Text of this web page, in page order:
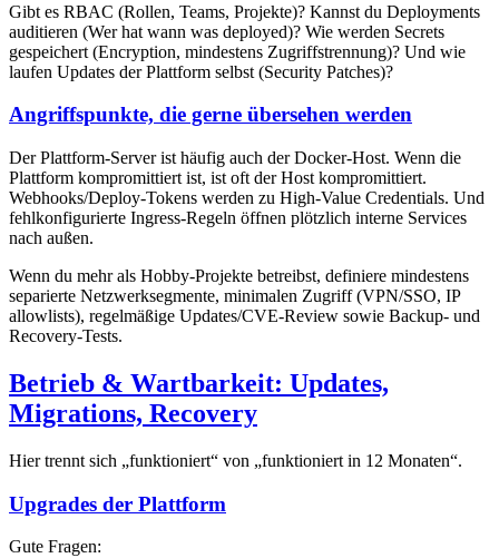
Gibt es RBAC (Rollen, Teams, Projekte)? Kannst du Deployments
auditieren (Wer hat wann was deployed)? Wie werden Secrets
gespeichert (Encryption, mindestens Zugriffstrennung)? Und wie
laufen Updates der Plattform selbst (Security Patches)?
Angriffspunkte, die gerne übersehen werden
Der Plattform-Server ist häufig auch der Docker-Host. Wenn die
Plattform kompromittiert ist, ist oft der Host kompromittiert.
Webhooks/Deploy-Tokens werden zu High-Value Credentials. Und
fehlkonfigurierte Ingress-Regeln öffnen plötzlich interne Services
nach außen.
Wenn du mehr als Hobby-Projekte betreibst, definiere mindestens
separierte Netzwerksegmente, minimalen Zugriff (VPN/SSO, IP
allowlists), regelmäßige Updates/CVE-Review sowie Backup- und
Recovery-Tests.
Betrieb & Wartbarkeit: Updates,
Migrations, Recovery
Hier trennt sich „funktioniert“ von „funktioniert in 12 Monaten“.
Upgrades der Plattform
Gute Fragen: